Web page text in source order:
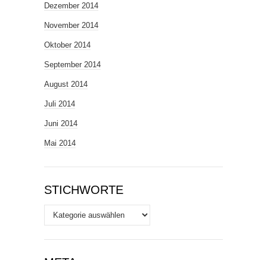
Dezember 2014
November 2014
Oktober 2014
September 2014
August 2014
Juli 2014
Juni 2014
Mai 2014
STICHWORTE
Stichworte